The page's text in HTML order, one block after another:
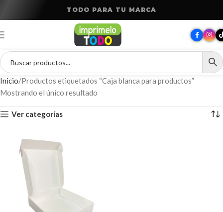
T ODO PARA T U MARCA
Inicio Productos etiquetados “Caja blanca para productos”
Mostrando el único resultado
Ver categorías